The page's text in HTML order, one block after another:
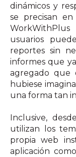
dinámicos y
se precisan
usuarios
reportes sin
informes que
agregado que
hubiese
una forma tan
Inclusive,
utilizan los
propia web
aplicación